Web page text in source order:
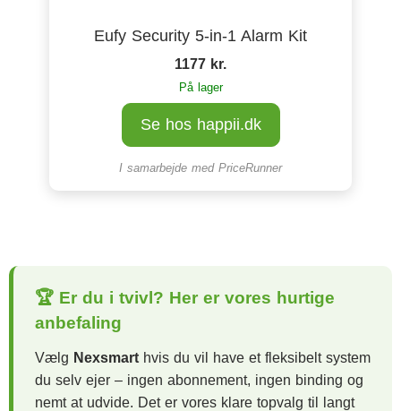
Eufy Security 5-in-1 Alarm Kit
1177 kr.
På lager
Se hos happii.dk
I samarbejde med PriceRunner
🏆 Er du i tvivl? Her er vores hurtige
anbefaling
Vælg Nexsmart hvis du vil have et fleksibelt system
du selv ejer – ingen abonnement, ingen binding og
nemt at udvide. Det er vores klare topvalg til langt